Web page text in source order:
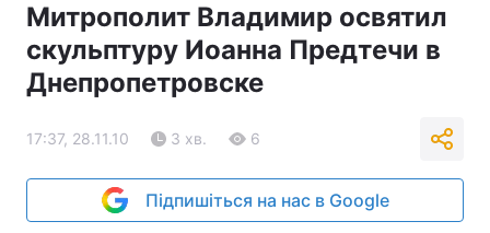
Митрополит Владимир освятил
скульптуру Иоанна Предтечи в
Днепропетровске
17:37, 28.11.10 3 хв. 6
Підпишіться на нас в Google